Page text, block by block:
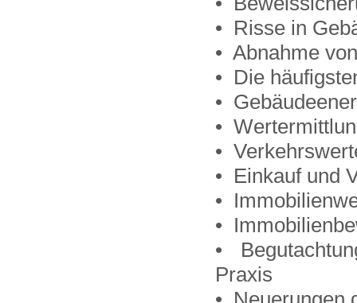
• Risse in
• Abnahme
• Die
•
•
•
• Einkauf und
•
•
•
Praxis